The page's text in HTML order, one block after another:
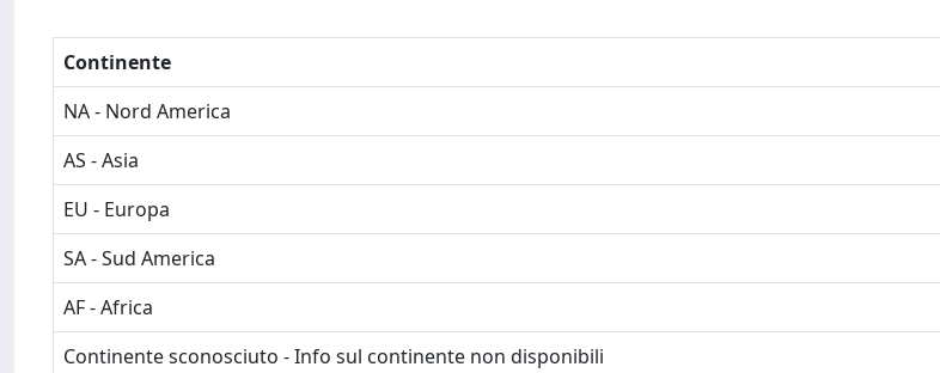
Continente
NA - Nord America
AS - Asia
EU - Europa
SA - Sud America
AF - Africa
Continente sconosciuto - Info sul continente non disponibili